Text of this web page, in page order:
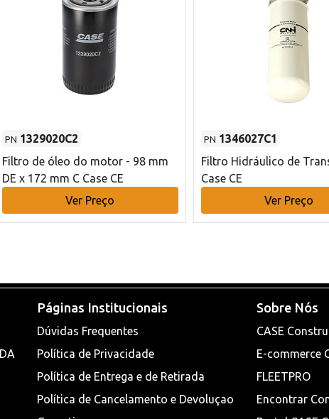
PN 1329020C2
Filtro de óleo do motor - 98 mm
DE x 172 mm C Case CE
Ver Preço
PN 1346027C1
Filtro Hidráulico de
Case CE
Ver Preço
Páginas Institucionais
Dúvidas Frequentes
Política de Privacidade
Política de Entrega e de Retirada
Política de Cancelamento e Devoluçao
Sobre Nós
CASE
E-commerce
FLEETPRO
Encontrar